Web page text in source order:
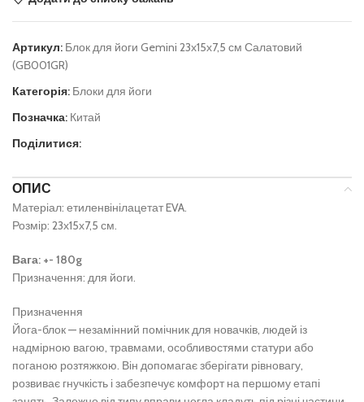
Артикул: Блок для йоги Gemini 23х15х7,5 см Салатовий
(GВ001GR)
Категорія: Блоки для йоги
Позначка: Китай
Поділитися:
ОПИС
Матеріал: етиленвінілацетат EVA.
Розмір: 23х15х7,5 см.
Вага: +- 180g
Призначення: для йоги.
Призначення
Йога-блок — незамінний помічник для новачків, людей із
надмірною вагою, травмами, особливостями статури або
поганою розтяжкою. Він допомагає зберігати рівновагу,
розвиває гнучкість і забезпечує комфорт на першому етапі